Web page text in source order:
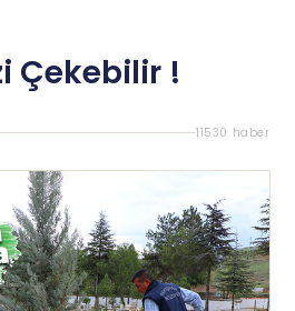
Çekebilir !
11530 haber